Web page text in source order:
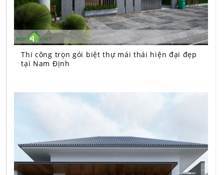
Thi công trọn gói biệt thự mái thái hiện đại đẹp
tại Nam Định